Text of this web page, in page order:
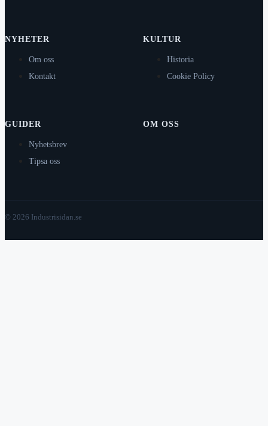
NYHETER
Om oss
Kontakt
KULTUR
Historia
Cookie Policy
GUIDER
Nyhetsbrev
Tipsa oss
OM OSS
© 2026 Industrisidan.se